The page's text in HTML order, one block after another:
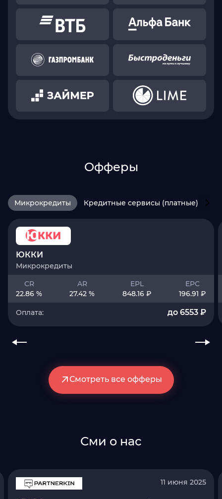
Офферы
Микрокредиты Кредитные сервисы (платные)
ЮККИ
Микрокредиты
CR
22.86 %
AR
27.42 %
EPL
848.16 ₽
EPC
196.91 ₽
Оплата: до 6553 ₽
Смотреть все офферы
Сми о нас
11 июня 2025